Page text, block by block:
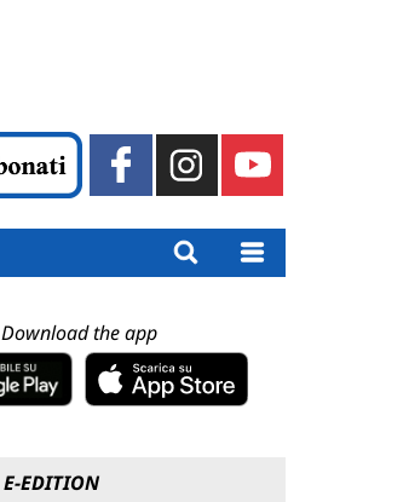
Download the app
E-EDITION